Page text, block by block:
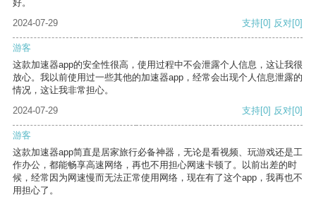
好。
2024-07-29
支持[0] 反对[0]
游客
这款加速器app的安全性很高，使用过程中不会泄露个人信息，这让我很
放心。我以前使用过一些其他的加速器app，经常会出现个人信息泄露的
情况，这让我非常担心。
2024-07-29
支持[0] 反对[0]
游客
这款加速器app简直是居家旅行必备神器，无论是看视频、玩游戏还是工
作办公，都能畅享高速网络，再也不用担心网速卡顿了。以前出差的时
候，经常因为网速慢而无法正常使用网络，现在有了这个app，我再也不
用担心了。